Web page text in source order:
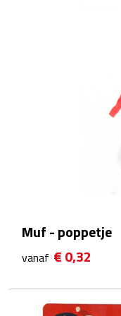
Drinkbekers
Bidons
Muf - poppetje
vanaf € 0,32